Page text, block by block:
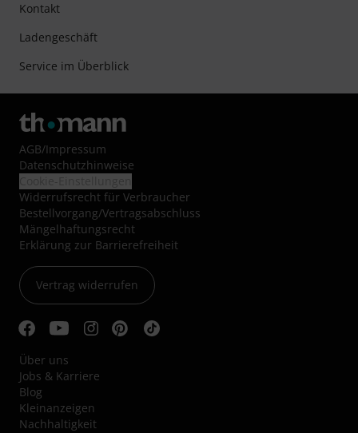
Kontakt
Ladengeschäft
Service im Überblick
AGB/Impressum
Datenschutzhinweise
Widerrufsrecht für Verbraucher
Bestellvorgang/Vertragsabschluss
Mängelhaftungsrecht
Erklärung zur Barrierefreiheit
Vertrag widerrufen
Über uns
Jobs & Karriere
Blog
Kleinanzeigen
Nachhaltigkeit